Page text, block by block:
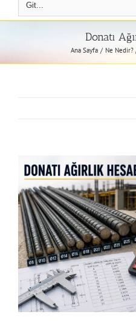
Git...
Donatı
Ana Sayfa Ne Nedir?
View
Larger
Image